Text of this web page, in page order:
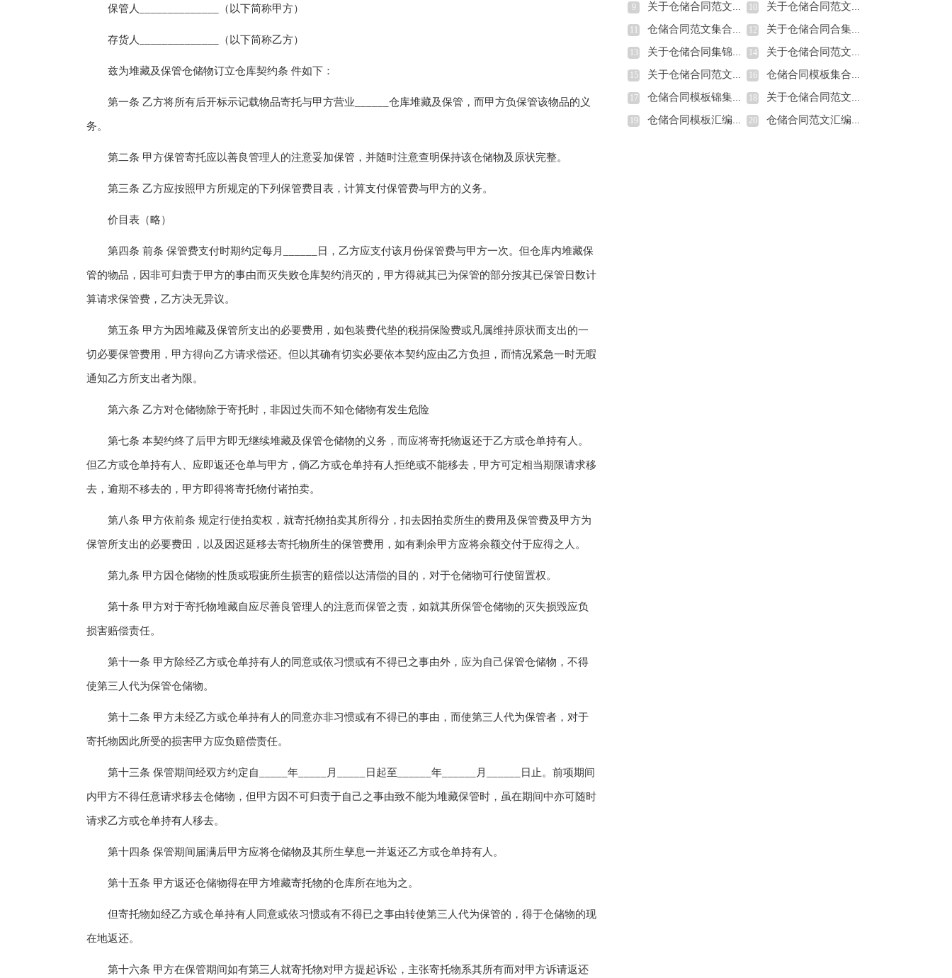
保管人______________（以下简称甲方）
存货人______________（以下简称乙方）
兹为堆藏及保管仓储物订立仓库契约条 件如下：
第一条 乙方将所有后开标示记载物品寄托与甲方营业______仓库堆藏及保管，而甲方负保管该物品的义
务。
第二条 甲方保管寄托应以善良管理人的注意妥加保管，并随时注意查明保持该仓储物及原状完整。
第三条 乙方应按照甲方所规定的下列保管费目表，计算支付保管费与甲方的义务。
价目表（略）
第四条 前条 保管费支付时期约定每月______日，乙方应支付该月份保管费与甲方一次。但仓库内堆藏保
管的物品，因非可归责于甲方的事由而灭失败仓库契约消灭的，甲方得就其已为保管的部分按其已保管日数计
算请求保管费，乙方决无异议。
第五条 甲方为因堆藏及保管所支出的必要费用，如包装费代垫的税捐保险费或凡属维持原状而支出的一
切必要保管费用，甲方得向乙方请求偿还。但以其确有切实必要依本契约应由乙方负担，而情况紧急一时无暇
通知乙方所支出者为限。
第六条 乙方对仓储物除于寄托时，非因过失而不知仓储物有发生危险
第七条 本契约终了后甲方即无继续堆藏及保管仓储物的义务，而应将寄托物返还于乙方或仓单持有人。
但乙方或仓单持有人、应即返还仓单与甲方，倘乙方或仓单持有人拒绝或不能移去，甲方可定相当期限请求移
去，逾期不移去的，甲方即得将寄托物付诸拍卖。
第八条 甲方依前条 规定行使拍卖权，就寄托物拍卖其所得分，扣去因拍卖所生的费用及保管费及甲方为
保管所支出的必要费田，以及因迟延移去寄托物所生的保管费用，如有剩余甲方应将余额交付于应得之人。
第九条 甲方因仓储物的性质或瑕疵所生损害的赔偿以达清偿的目的，对于仓储物可行使留置权。
第十条 甲方对于寄托物堆藏自应尽善良管理人的注意而保管之责，如就其所保管仓储物的灭失损毁应负
损害赔偿责任。
第十一条 甲方除经乙方或仓单持有人的同意或依习惯或有不得已之事由外，应为自己保管仓储物，不得
使第三人代为保管仓储物。
第十二条 甲方未经乙方或仓单持有人的同意亦非习惯或有不得已的事由，而使第三人代为保管者，对于
寄托物因此所受的损害甲方应负赔偿责任。
第十三条 保管期间经双方约定自_____年_____月_____日起至______年______月______日止。前项期间
内甲方不得任意请求移去仓储物，但甲方因不可归责于自己之事由致不能为堆藏保管时，虽在期间中亦可随时
请求乙方或仓单持有人移去。
第十四条 保管期间届满后甲方应将仓储物及其所生孳息一并返还乙方或仓单持有人。
第十五条 甲方返还仓储物得在甲方堆藏寄托物的仓库所在地为之。
但寄托物如经乙方或仓单持有人同意或依习惯或有不得已之事由转使第三人代为保管的，得于仓储物的现
在地返还。
第十六条 甲方在保管期间如有第三人就寄托物对甲方提起诉讼，主张寄托物系其所有而对甲方诉请返还
9 关于仓储合同范文锦集7篇 10 关于仓储合同范文七篇
仓储合同范文集合8篇 12 关于仓储合同合集五篇
13 关于仓储合同集锦五篇 14 关于仓储合同范文集合九篇
15 关于仓储合同范文汇总六篇 16 仓储合同模板集合5篇
17 仓储合同模板锦集6篇 18 关于仓储合同范文10篇
19 仓储合同模板汇编七篇 20 仓储合同范文汇编五篇